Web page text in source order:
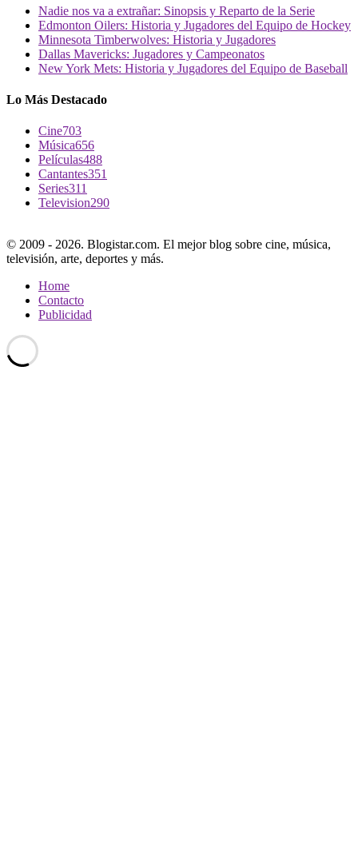
Nadie nos va a extrañar: Sinopsis y Reparto de la Serie
Edmonton Oilers: Historia y Jugadores del Equipo de Hockey
Minnesota Timberwolves: Historia y Jugadores
Dallas Mavericks: Jugadores y Campeonatos
New York Mets: Historia y Jugadores del Equipo de Baseball
Lo Más Destacado
Cine703
Música656
Películas488
Cantantes351
Series311
Television290
© 2009 - 2026. Blogistar.com. El mejor blog sobre cine, música,
televisión, arte, deportes y más.
Home
Contacto
Publicidad